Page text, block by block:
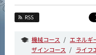
RSS
機械コース エネルギ
ザインコース
ライフ
教員・研究室
Faculty and Laboratories
未来
Future